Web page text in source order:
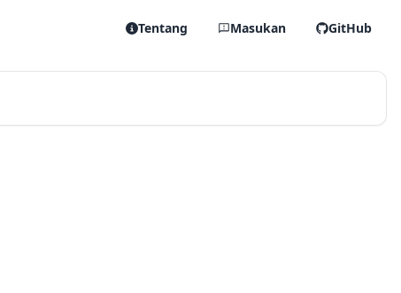
Tentang Masukan GitHub